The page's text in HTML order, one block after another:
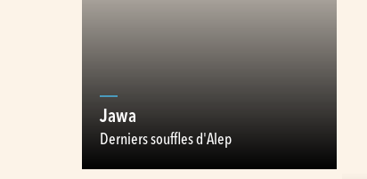
Jawa
Derniers souffles d'Alep